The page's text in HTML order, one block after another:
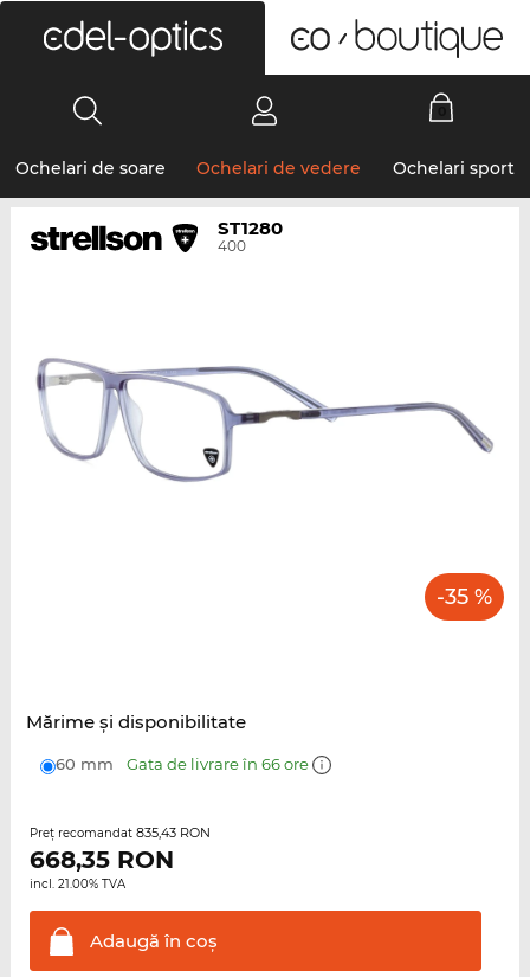
Ochelari de soare Ochelari de vedere Ochelari sport
ST1280
400
-35 %
Mărime şi disponibilitate
60 mm Gata de livrare în 66 ore
Preţ recomandat 835,43 RON
668,35RON
incl. 21.00% TVA
Adaugă în coş